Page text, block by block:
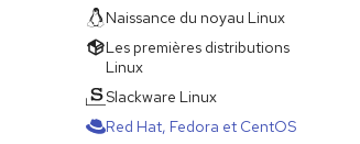
Naissance du noyau Linux
Les premières distributions
Linux
Slackware Linux
Red Hat, Fedora et CentOS